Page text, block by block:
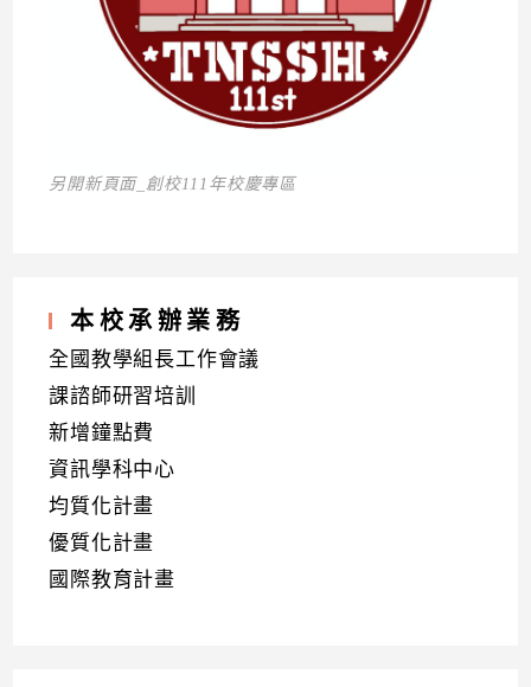
另開新頁面_創校111年校慶專區
本校承辦業務
全國教學組長工作會議
課諮師研習培訓
新增鐘點費
資訊學科中心
均質化計畫
優質化計畫
國際教育計畫